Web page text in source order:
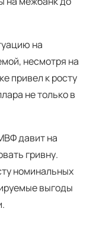
на
несмотря на
привел к росту
не только в
давит на
гривну.
номинальных
выгоды